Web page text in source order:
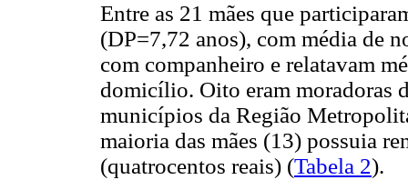
Entre as 21 mães que
(DP=7,72 anos), com média de
com companheiro e relatavam
domicílio. Oito eram moradoras
municípios da Região
maioria das mães (13) possuia
(quatrocentos reais) (Tabela 2).